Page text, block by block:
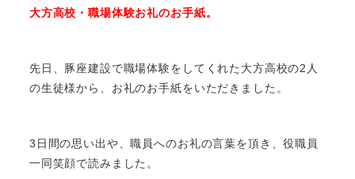
大方高校・職場体験お礼のお手紙。
先日、豚座建設で職場体験をしてくれた大方高校の2人
の生徒様から、お礼のお手紙をいただきました。
3日間の思い出や、職員へのお礼の言葉を頂き、役職員
一同笑顔で読みました。